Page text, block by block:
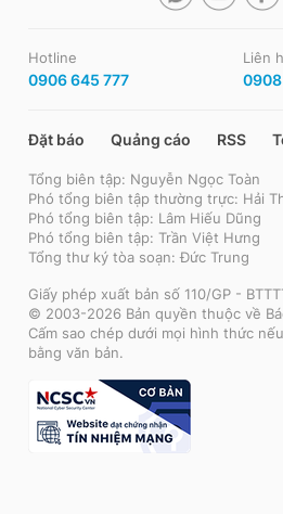
Hotline
0906 645 777
Liên
Đặt báo Quảng cáo RSS
Tổng biên tập: Nguyễn Ngọc Toàn
Phó tổng biên tập thường trực: Hải
Phó tổng biên tập: Lâm Hiếu Dũng
Phó tổng biên tập: Trần Việt Hưng
Tổng thư ký tòa soạn: Đức Trung
Giấy phép xuất bản số 110/GP -
© 2003-2026 Bản quyền thuộc về
Cấm sao chép dưới mọi hình thức
bằng văn bản.